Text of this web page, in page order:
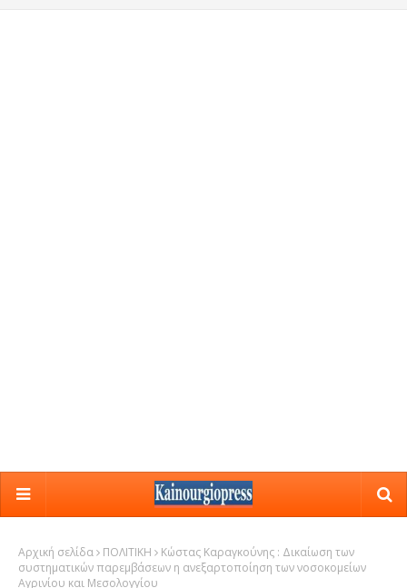
Αρχική σελίδα ΠΟΛΙΤΙΚΗ
Κώστας Καραγκούνης : Δικαίωση των
συστηματικών παρεμβάσεων η ανεξαρτοποίηση των νοσοκομείων
Αγρινίου και Μεσολογγίου